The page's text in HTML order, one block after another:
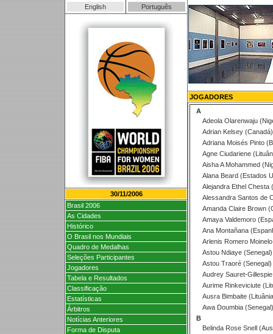
English Português
30/11/2006
Brasil 2006
As Cidades
Histórico
O Brasil nos Mundiais
Quadro de Medalhas
Seleções Participantes
Jogadores
Tabela e Resultados
Classificação
Estatísticas
Árbitros
Notícias Anteriores
Forma de Disputa
JOGADORES
A
Adeola Olarenwaju
Adrian Kelsey (Canadá)
Adriana Moisés Pinto
Agne Ciudariene
Aisha A Mohammed
Alana Beard (Estados
Alejandra Ethel Chesta
Alessandra Santos de
Amanda Claire Brown
Amaya Valdemoro
Ana Montañana
Arlenis Romero
Astou Ndiaye (Senegal)
Astou Traoré (Senegal)
Audrey Sauret-
Aurime Rinkeviciute
Ausra Bimbaite
Awa Doumbia (Senegal)
B
Belinda Rose Snell